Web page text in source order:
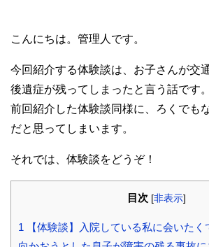
こんにちは。管理人です。
今回紹介する体験談は、お子さんが交
後遺症が残ってしまったと言う話です。
前回紹介した体験談同様に、ろくでも
だと思ってしまいます。
それでは、体験談をどうぞ！
目次 [非表示]
1 【体験談】入院している私に会いたく